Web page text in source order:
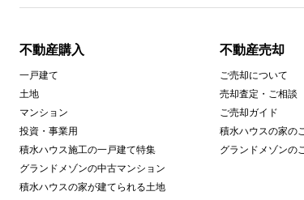
不動産購入
一戸建て
土地
マンション
投資・事業用
積水ハウス施工の一戸建て特集
グランドメゾンの中古マンション
積水ハウスの家が建てられる土地
不動産売却
ご売却について
売却査定・ご相談
ご売却ガイド
積水ハウスの家の
グランドメゾンの